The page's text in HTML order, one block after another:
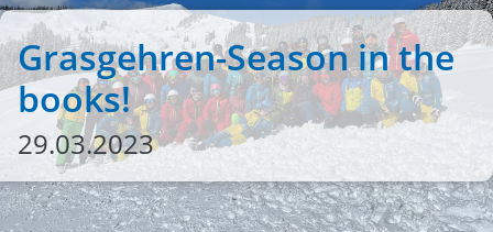
Grasgehren-Season in the
books!
29.03.2023